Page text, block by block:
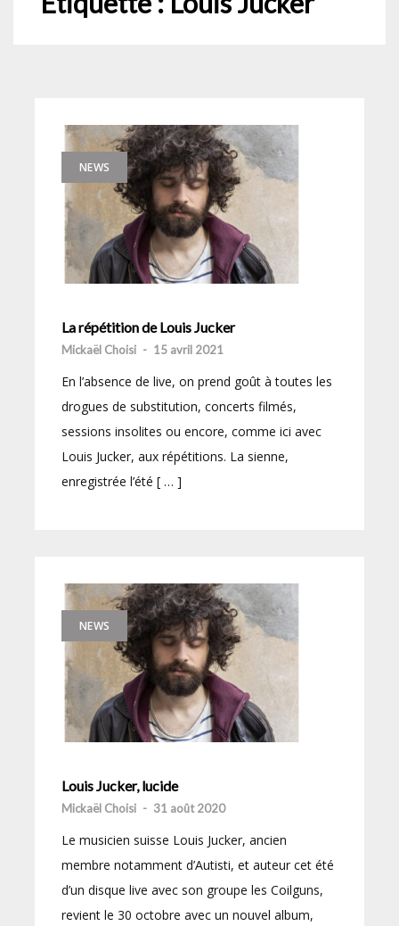
NEWS
La répétition de Louis Jucker
Mickaël Choisi - 15 avril 2021
En l’absence de live, on prend goût à toutes les
drogues de substitution, concerts filmés,
sessions insolites ou encore, comme ici avec
Louis Jucker, aux répétitions. La sienne,
enregistrée l’été [ … ]
NEWS
Louis Jucker, lucide
Mickaël Choisi - 31 août 2020
Le musicien suisse Louis Jucker, ancien
membre notamment d’Autisti, et auteur cet été
d’un disque live avec son groupe les Coilguns,
revient le 30 octobre avec un nouvel album,